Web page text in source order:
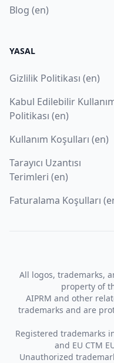
Blog (en)
YASAL
Gizlilik Politikası (en)
Kabul Edilebilir
Politikası (en)
Kullanım Koşulları (en)
Tarayıcı Uzantısı
Terimleri (en)
Faturalama Koşulları
All logos, trademarks,
property of
AIPRM and other
trademarks and are
Registered trademarks
and EU CTM
Unauthorized